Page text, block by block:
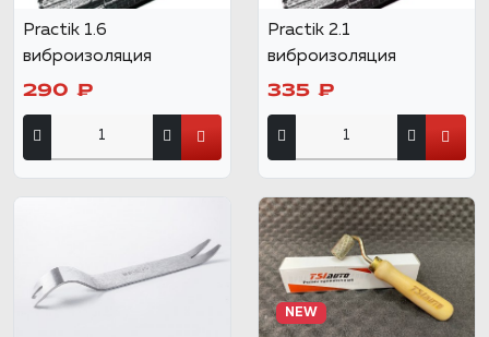
Practik 1.6
виброизоляция
290 ₽
Practik 2.1
виброизоляция
335 ₽
NEW